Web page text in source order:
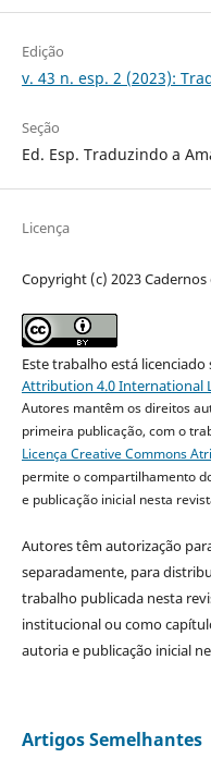
Edição
v. 43 n. esp. 2 (2023):
Seção
Ed. Esp. Traduzindo a
Licença
Copyright (c) 2023 Cadernos
Este trabalho está licenciado
Attribution 4.0 International
Autores mantêm os direitos
primeira publicação, com o
Licença Creative Commons
permite o compartilhamento
e publicação inicial nesta
Autores têm autorização
separadamente, para
trabalho publicada nesta
institucional ou como
autoria e publicação inicial
Artigos Semelhantes